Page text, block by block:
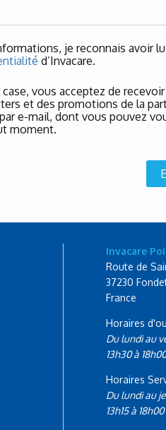
je reconnais avoir
d’Invacare.
vous acceptez de
et des promotions de la part
e-mail, dont vous pouvez
moment.
Invacare
Route de
37230
France
Horaires
Du lundi au
13h30 à 18h00
Horaires
Du lundi au
13h15 à 18h00